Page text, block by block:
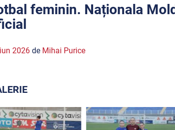
feminin. Naționala
2026de Mihai Purice